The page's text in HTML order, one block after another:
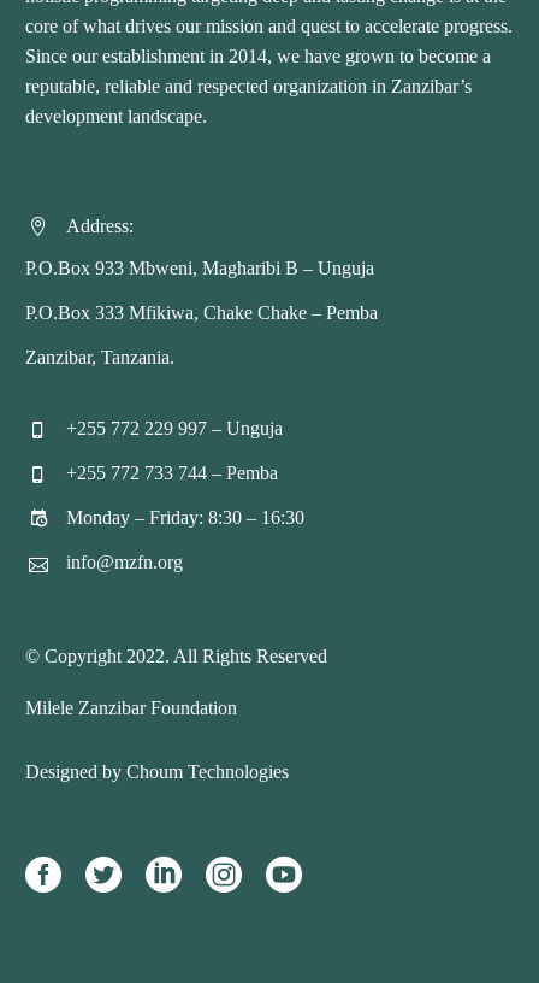
core of what drives our mission and quest to accelerate progress.
Since our establishment in 2014, we have grown to become a
reputable, reliable and respected organization in Zanzibar’s
development landscape.

 Address:
P.O.Box 933 Mbweni, Magharibi B – Unguja
P.O.Box 333 Mfikiwa, Chake Chake – Pemba
Zanzibar, Tanzania.

 +255 772 229 997 – Unguja

 +255 772 733 744 – Pemba

 Monday – Friday: 8:30 – 16:30

 info@mzfn.org
© Copyright 2022. All Rights Reserved
Milele Zanzibar Foundation
Designed by Choum Technologies